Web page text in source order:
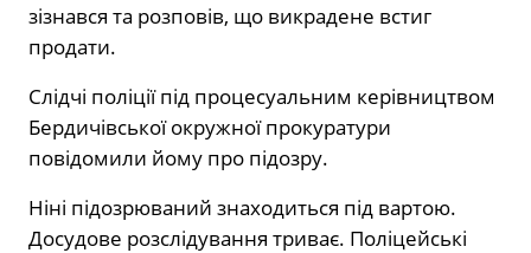
зізнався та розповів, що викрадене встиг
продати.
Слідчі поліції під процесуальним керівництвом
Бердичівської окружної прокуратури
повідомили йому про підозру.
Ніні підозрюваний знаходиться під вартою.
Досудове розслідування триває. Поліцейські